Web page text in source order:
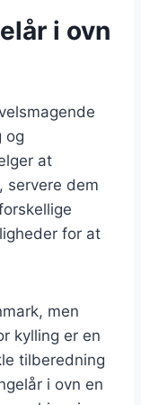
i ovn
og
at
servere dem
for at
men
kylling er en
tilberedning
i ovn en